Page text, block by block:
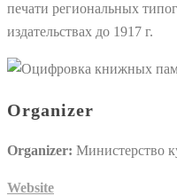
печати региональных
издательствах до 1917 г.
Organizer
Organizer: Министерство
Website